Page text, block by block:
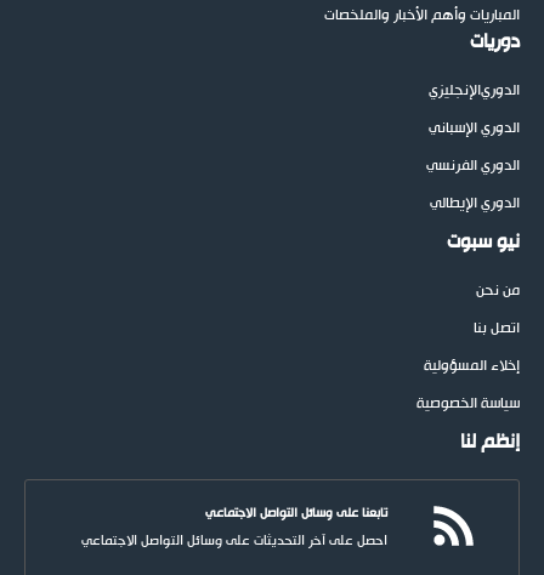
المباريات وأهم الأخبار والملخصات
دوريات
الدوريالإنجليزي
الدوري الإسباني
الدوري الفرنسي
الدوري الإيطالي
نيو سبوت
من نحن
اتصل بنا
إخلاء المسؤولية
سياسة الخصوصية
إنظم لنا
تابعنا على وسائل التواصل الاجتماعي
احصل على آخر التحديثات على وسائل التواصل الاجتماعي